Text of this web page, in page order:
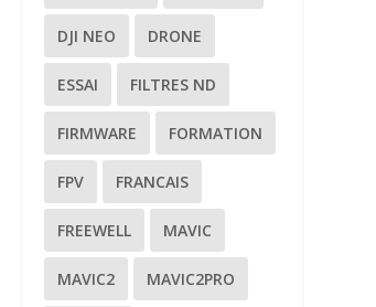
DJI NEO DRONE
ESSAI FILTRES ND
FIRMWARE FORMATION
FPV FRANCAIS
FREEWELL MAVIC
MAVIC2 MAVIC2PRO